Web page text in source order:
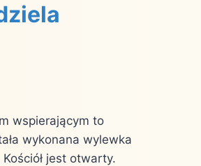
wspierającym to
wykonana wylewka
jest otwarty.